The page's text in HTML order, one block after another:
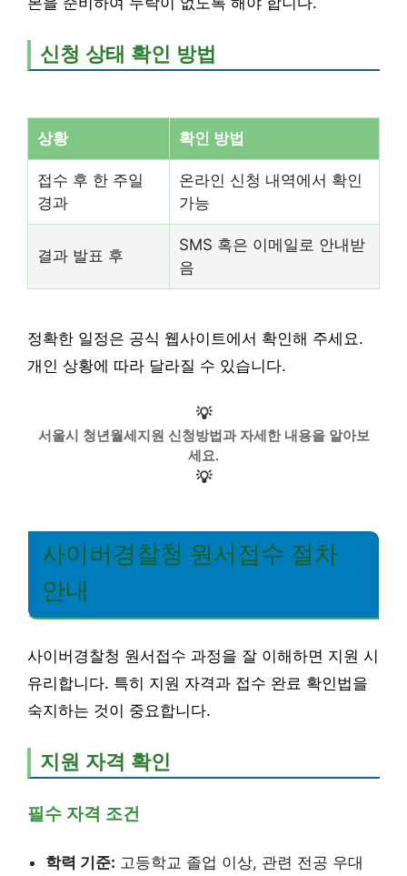
신청 상태 확인 방법
상황 확인 방법
접수 후 한 주일
경과
온라인 신청 내역에서 확인
가능
결과 발표 후
SMS 혹은 이메일로 안내받
음
정확한 일정은 공식 웹사이트에서 확인해 주세요.
개인 상황에 따라 달라질 수 있습니다.
💡
서울시 청년월세지원 신청방법과 자세한 내용을 알아보
세요.
💡
사이버경찰청 원서접수 절차
안내
사이버경찰청 원서접수 과정을 잘 이해하면 지원 시
유리합니다. 특히 지원 자격과 접수 완료 확인법을
숙지하는 것이 중요합니다.
지원 자격 확인
필수 자격 조건
학력 기준: 고등학교 졸업 이상, 관련 전공 우대